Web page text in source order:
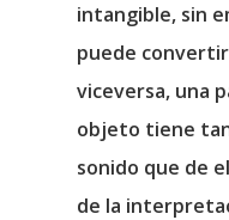
intangible, sin
puede
viceversa, una
objeto tiene
sonido que de
de la